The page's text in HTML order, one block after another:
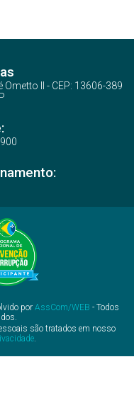
II - CEP: 13606-389
por AssCom/WEB - Todos
são tratados em nosso
.